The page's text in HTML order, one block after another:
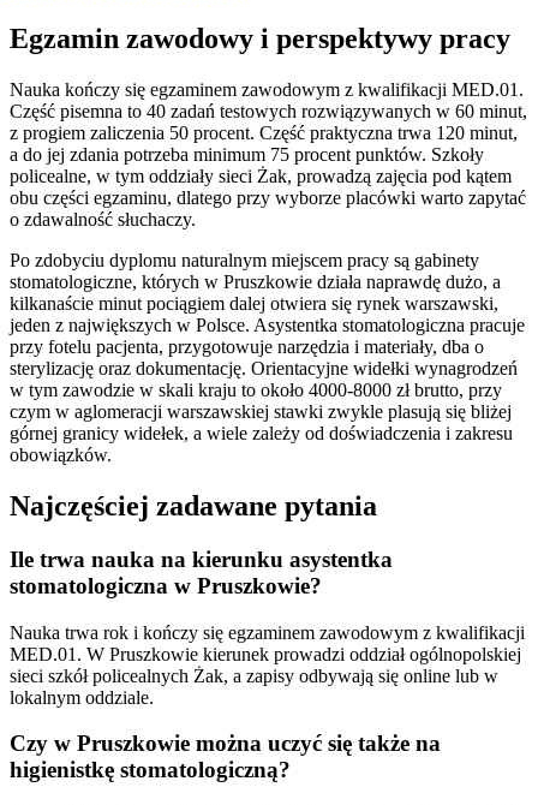
Egzamin zawodowy i perspektywy pracy
Nauka kończy się egzaminem zawodowym z kwalifikacji MED.01.
Część pisemna to 40 zadań testowych rozwiązywanych w 60 minut,
z progiem zaliczenia 50 procent. Część praktyczna trwa 120 minut,
a do jej zdania potrzeba minimum 75 procent punktów. Szkoły
policealne, w tym oddziały sieci Żak, prowadzą zajęcia pod kątem
obu części egzaminu, dlatego przy wyborze placówki warto zapytać
o zdawalność słuchaczy.
Po zdobyciu dyplomu naturalnym miejscem pracy są gabinety
stomatologiczne, których w Pruszkowie działa naprawdę dużo, a
kilkanaście minut pociągiem dalej otwiera się rynek warszawski,
jeden z największych w Polsce. Asystentka stomatologiczna pracuje
przy fotelu pacjenta, przygotowuje narzędzia i materiały, dba o
sterylizację oraz dokumentację. Orientacyjne widełki wynagrodzeń
w tym zawodzie w skali kraju to około 4000-8000 zł brutto, przy
czym w aglomeracji warszawskiej stawki zwykle plasują się bliżej
górnej granicy widełek, a wiele zależy od doświadczenia i zakresu
obowiązków.
Najczęściej zadawane pytania
Ile trwa nauka na kierunku asystentka
stomatologiczna w Pruszkowie?
Nauka trwa rok i kończy się egzaminem zawodowym z kwalifikacji
MED.01. W Pruszkowie kierunek prowadzi oddział ogólnopolskiej
sieci szkół policealnych Żak, a zapisy odbywają się online lub w
lokalnym oddziale.
Czy w Pruszkowie można uczyć się także na
higienistkę stomatologiczną?